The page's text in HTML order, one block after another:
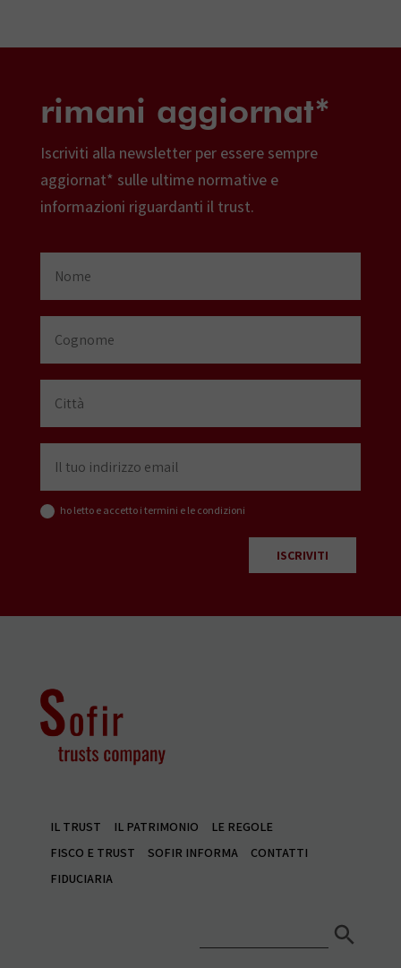
rimani aggiornat*
Iscriviti alla newsletter per essere sempre
aggiornat* sulle ultime normative e
informazioni riguardanti il trust.
ho letto e accetto i termini e le condizioni
IL TRUST IL PATRIMONIO
LE REGOLE
FISCO E TRUST
SOFIR INFORMA
CONTATTI
FIDUCIARIA